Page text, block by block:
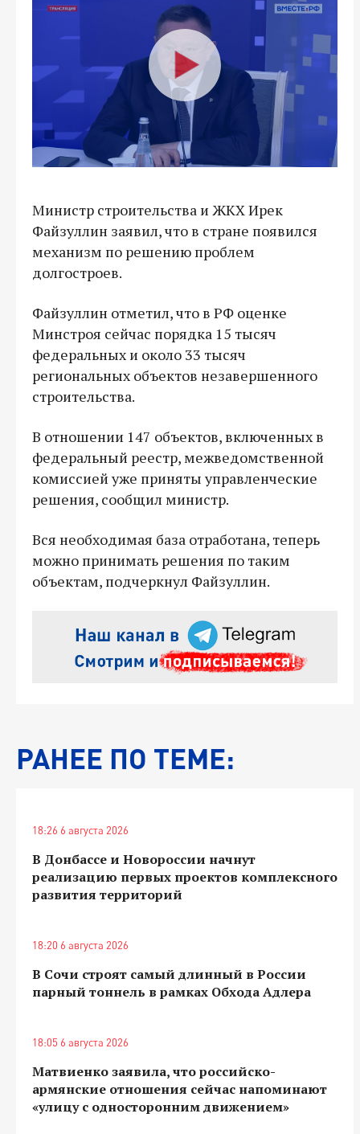
Министр строительства и ЖКХ Ирек
Файзуллин заявил, что в стране появился
механизм по решению проблем
долгостроев.
Файзуллин отметил, что в РФ оценке
Минстроя сейчас порядка 15 тысяч
федеральных и около 33 тысяч
региональных объектов незавершенного
строительства.
В отношении 147 объектов, включенных в
федеральный реестр, межведомственной
комиссией уже приняты управленческие
решения, сообщил министр.
Вся необходимая база отработана, теперь
можно принимать решения по таким
объектам, подчеркнул Файзуллин.
РАНЕЕ ПО ТЕМЕ:
18:26 6 августа 2026
В Донбассе и Новороссии начнут
реализацию первых проектов комплексного
развития территорий
18:20 6 августа 2026
В Сочи строят самый длинный в России
парный тоннель в рамках Обхода Адлера
18:05 6 августа 2026
Матвиенко заявила, что российско-
армянские отношения сейчас напоминают
«улицу с односторонним движением»